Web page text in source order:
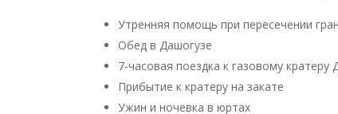
Утренняя помощь при пересечении
Обед в Дашогузе
7-часовая поездка к газовому
Прибытие к кратеру на закате
Ужин и ночевка в юртах